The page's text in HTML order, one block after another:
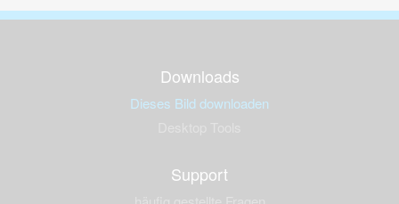
Downloads
Dieses Bild downloaden
Support